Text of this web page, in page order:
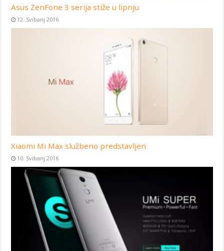
Asus ZenFone 3 serija stiže u lipnju
12. Svibanj 2016
Xiaomi Mi Max službeno predstavljen
10. Svibanj 2016